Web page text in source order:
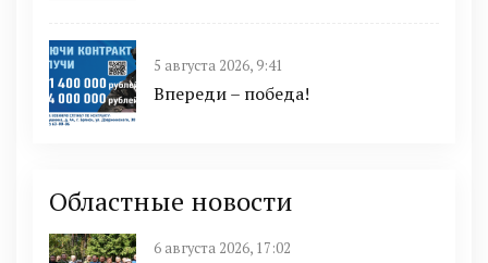
5 августа 2026, 9:41
Впереди – победа!
Областные новости
6 августа 2026, 17:02